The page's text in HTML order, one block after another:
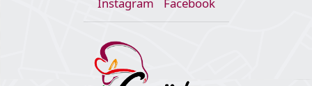
Instagram Facebook